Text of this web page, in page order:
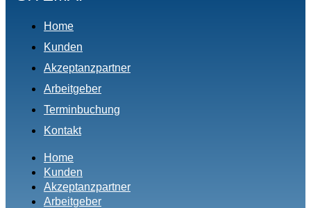
Home
Kunden
Akzeptanzpartner
Arbeitgeber
Terminbuchung
Kontakt
Home
Kunden
Akzeptanzpartner
Arbeitgeber